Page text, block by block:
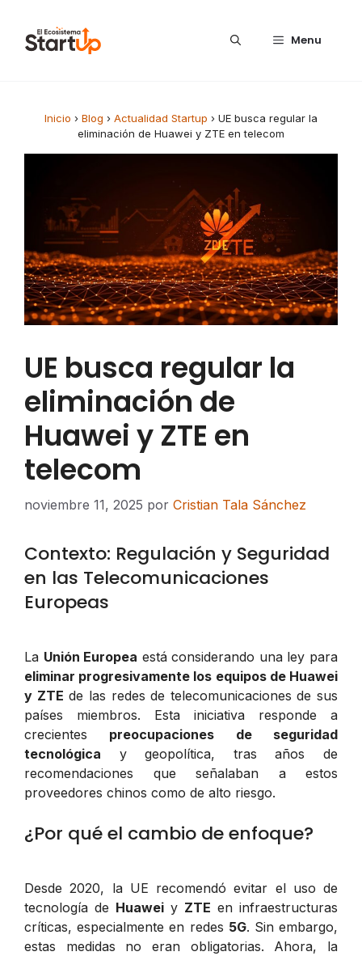
Menu
Inicio › Blog › Actualidad Startup › UE busca regular la
eliminación de Huawei y ZTE en telecom
UE busca regular la
eliminación de
Huawei y ZTE en
telecom
noviembre 11, 2025 por Cristian Tala Sánchez
Contexto: Regulación y Seguridad
en las Telecomunicaciones
Europeas
La Unión Europea está considerando una ley para
eliminar progresivamente los equipos de Huawei
y ZTE de las redes de telecomunicaciones de sus
países miembros. Esta iniciativa responde a
crecientes preocupaciones de seguridad
tecnológica y geopolítica, tras años de
recomendaciones que señalaban a estos
proveedores chinos como de alto riesgo.
¿Por qué el cambio de enfoque?
Desde 2020, la UE recomendó evitar el uso de
tecnología de Huawei y ZTE en infraestructuras
críticas, especialmente en redes 5G. Sin embargo,
estas medidas no eran obligatorias. Ahora, la